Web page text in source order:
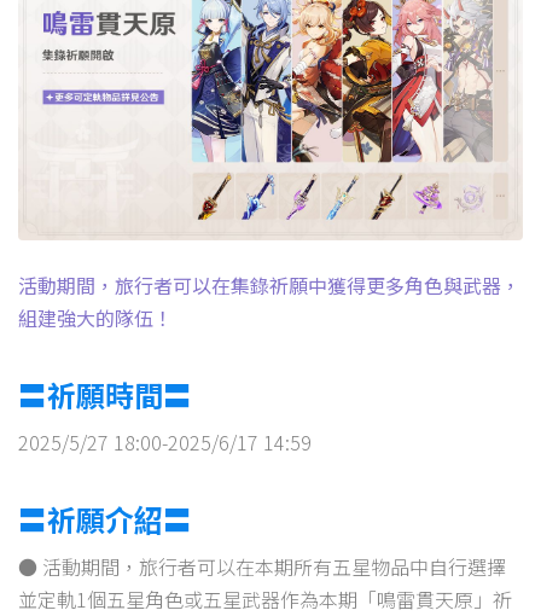
活動期間，旅行者可以在集錄祈願中獲得更多角色與武器，
組建強大的隊伍！
〓祈願時間〓
2025/5/27 18:00-2025/6/17 14:59
〓祈願介紹〓
● 活動期間，旅行者可以在本期所有五星物品中自行選擇
並定軌1個五星角色或五星武器作為本期「鳴雷貫天原」祈